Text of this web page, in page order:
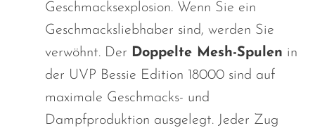
Geschmacksexplosion. Wenn Sie ein
Geschmacksliebhaber sind, werden Sie
verwöhnt. Der Doppelte Mesh-Spulen in
der UVP Bessie Edition 18000 sind auf
maximale Geschmacks- und
Dampfproduktion ausgelegt. Jeder Zug